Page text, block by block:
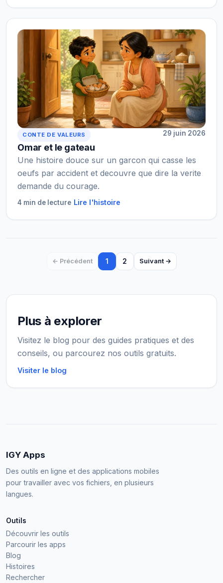
CONTE DE VALEURS 29 juin 2026
Omar et le gateau
Une histoire douce sur un garcon qui casse les
oeufs par accident et decouvre que dire la verite
demande du courage.
4 min de lecture Lire l'histoire
← Précédent 1 2 Suivant →
Plus à explorer
Visitez le blog pour des guides pratiques et des
conseils, ou parcourez nos outils gratuits.
Visiter le blog
IGY Apps
Des outils en ligne et des applications mobiles
pour travailler avec vos fichiers, en plusieurs
langues.
Outils
Découvrir les outils
Parcourir les apps
Blog
Histoires
Rechercher